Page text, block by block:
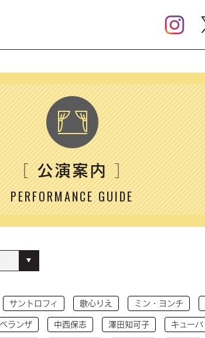
［公演案内］
PERFORMANCE GUIDE
サントロフィ 歌心りえ ミン・ヨンチ
ランザ 中西保志 澤田知可子 キューバ